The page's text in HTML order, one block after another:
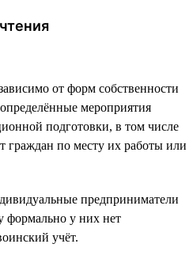
от форм собственности
мероприятия
подготовки, в том числе
граждан по месту их работы или
предприниматели
формально у них нет
учёт.